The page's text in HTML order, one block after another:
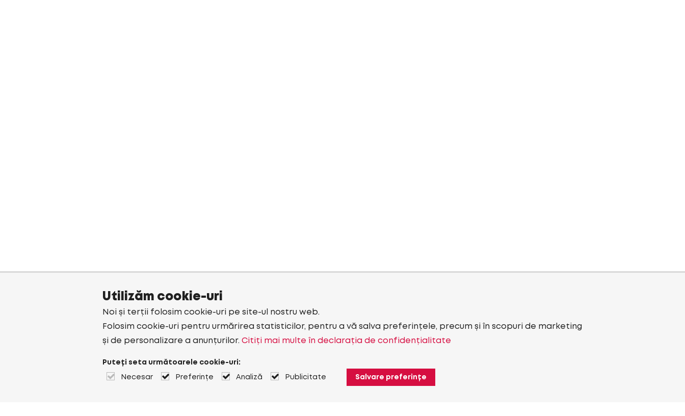
Utilizăm cookie-uri
Noi și terții folosim cookie-uri pe site-ul nostru web.
Folosim cookie-uri pentru urmărirea statisticilor, pentru a vă salva preferințele, precum și în scopuri de marketing
și de personalizare a anunțurilor. Citiți mai multe în declarația de confidențialitate
Puteți seta următoarele cookie-uri:
Necesar Preferințe Analiză Publicitate Salvare preferințe